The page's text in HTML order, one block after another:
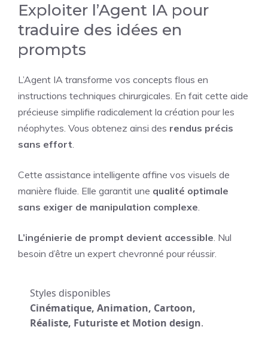
Exploiter l’Agent IA pour
traduire des idées en
prompts
L’Agent IA transforme vos concepts flous en
instructions techniques chirurgicales. En fait cette aide
précieuse simplifie radicalement la création pour les
néophytes. Vous obtenez ainsi des rendus précis
sans effort.
Cette assistance intelligente affine vos visuels de
manière fluide. Elle garantit une qualité optimale
sans exiger de manipulation complexe.
L’ingénierie de prompt devient accessible. Nul
besoin d’être un expert chevronné pour réussir.
Styles disponibles
Cinématique, Animation, Cartoon,
Réaliste, Futuriste et Motion design.